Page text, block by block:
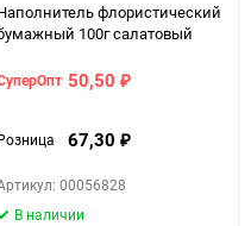
флористический
100г салатовый
50,50 ₽
67,30 ₽
00056828
В наличии